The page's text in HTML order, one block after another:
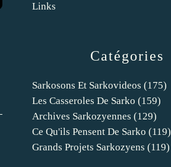
Catégories
Sarkosons Et Sarkovideos (175)
Les Casseroles De Sarko (159)
Archives Sarkozyennes (129)
Ce Qu'ils Pensent De Sarko (119)
Grands Projets Sarkozyens (119)
Links